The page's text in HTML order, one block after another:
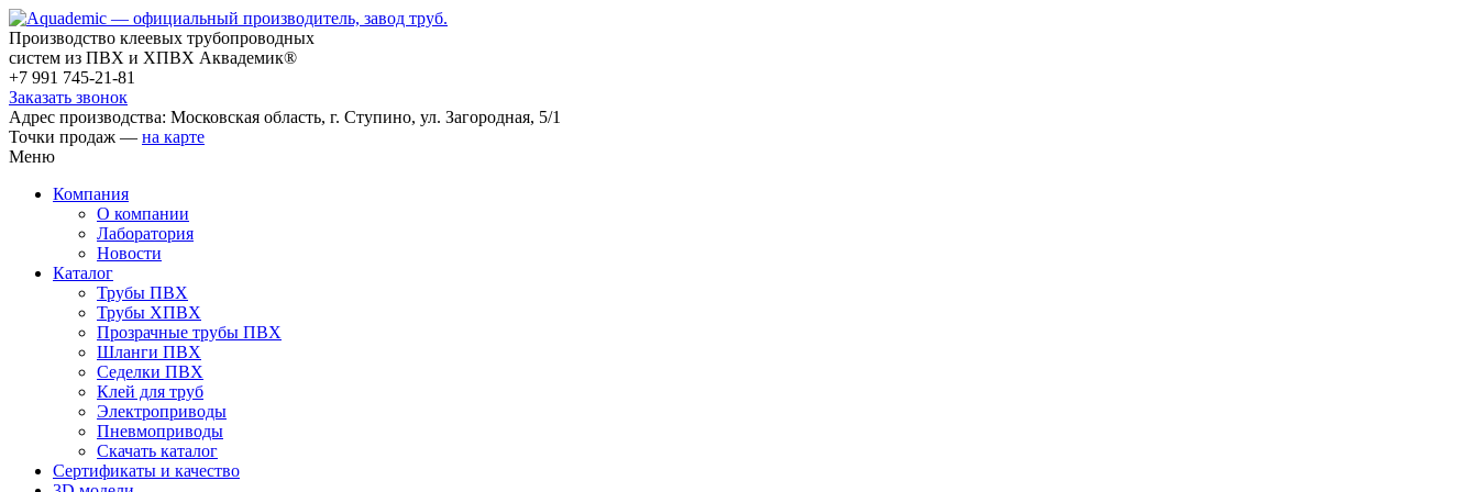
Производство клеевых трубопроводных
систем из ПВХ и ХПВХ Аквадемик®
+7 991 745-21-81
Заказать звонок
Адрес производства: Московская область, г. Ступино, ул. Загородная, 5/1
Точки продаж — на карте
Меню
Компания
О компании
Лаборатория
Новости
Каталог
Трубы ПВХ
Трубы ХПВХ
Прозрачные трубы ПВХ
Шланги ПВХ
Седелки ПВХ
Клей для труб
Электроприводы
Пневмоприводы
Скачать каталог
Сертификаты и качество